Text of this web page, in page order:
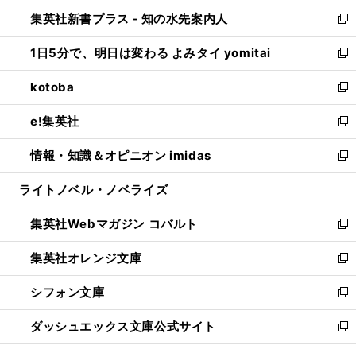
く
ン
ド
ウ
で
開
く
ウ
ィ
ン
ド
ウ
で
開
く
し
い
ウ
ィ
ン
ド
ウ
で
開
く
集英社新書プラス - 知の水先案内人
新
し
い
ウ
ィ
ン
ド
ウ
で
開
1日5分で、明日は変わる よみタイ yomitai
新
し
い
ウ
ィ
ン
ド
ウ
開
く
kotoba
新
し
い
ウ
ィ
ン
ウ
で
開
く
e!集英社
新
し
い
ウ
ン
ド
ウ
で
開
く
情報・知識＆オピニオン imidas
新
し
ウ
ィ
ン
ド
ウ
で
開
く
ライトノベル・ノベライズ
集英社Webマガジン コバルト
新
し
い
ウ
ィ
ン
ド
集英社オレンジ文庫
新
し
い
ウ
ィ
シフォン文庫
新
し
い
ダッシュエックス文庫公式サイト
新